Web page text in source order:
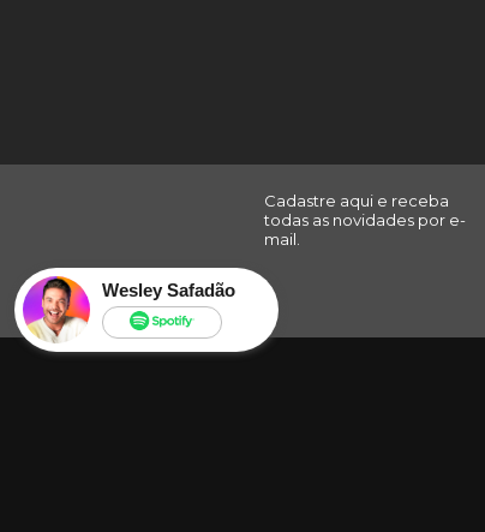
Wesley Safadão
Cadastre aqui e receba
todas as novidades por e-
mail.